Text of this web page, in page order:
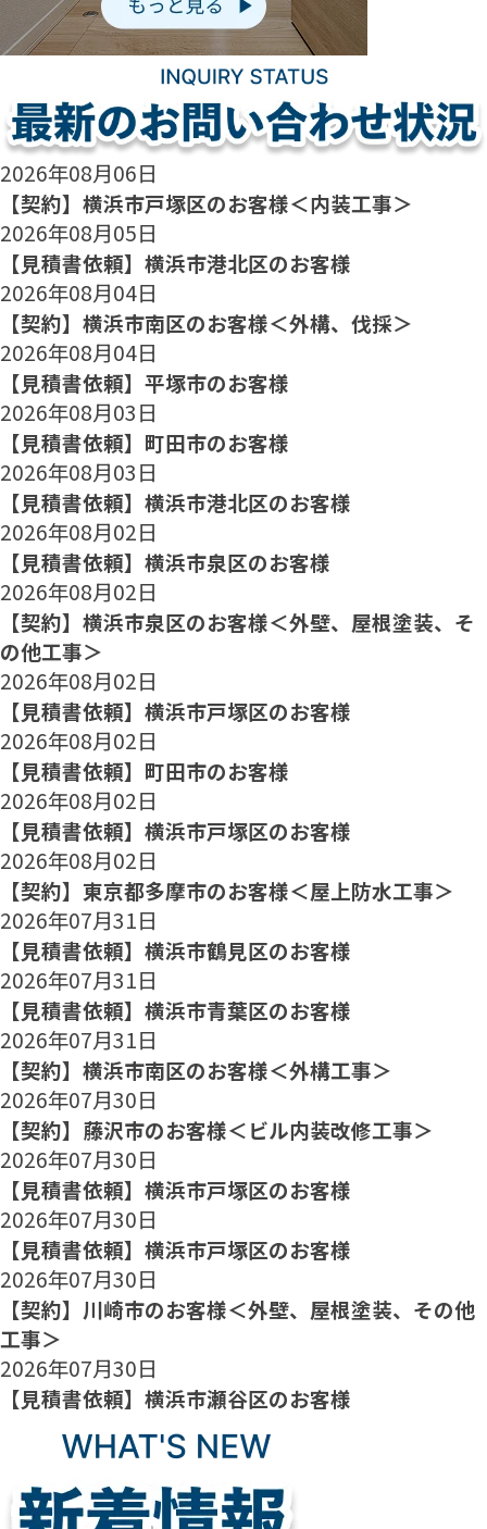
2026年08月06日
【契約】横浜市戸塚区のお客様＜内装工事＞
2026年08月05日
【見積書依頼】横浜市港北区のお客様
2026年08月04日
【契約】横浜市南区のお客様＜外構、伐採＞
2026年08月04日
【見積書依頼】平塚市のお客様
2026年08月03日
【見積書依頼】町田市のお客様
2026年08月03日
【見積書依頼】横浜市港北区のお客様
2026年08月02日
【見積書依頼】横浜市泉区のお客様
2026年08月02日
【契約】横浜市泉区のお客様＜外壁、屋根塗装、そ
の他工事＞
2026年08月02日
【見積書依頼】横浜市戸塚区のお客様
2026年08月02日
【見積書依頼】町田市のお客様
2026年08月02日
【見積書依頼】横浜市戸塚区のお客様
2026年08月02日
【契約】東京都多摩市のお客様＜屋上防水工事＞
2026年07月31日
【見積書依頼】横浜市鶴見区のお客様
2026年07月31日
【見積書依頼】横浜市青葉区のお客様
2026年07月31日
【契約】横浜市南区のお客様＜外構工事＞
2026年07月30日
【契約】藤沢市のお客様＜ビル内装改修工事＞
2026年07月30日
【見積書依頼】横浜市戸塚区のお客様
2026年07月30日
【見積書依頼】横浜市戸塚区のお客様
2026年07月30日
【契約】川崎市のお客様＜外壁、屋根塗装、その他
工事＞
2026年07月30日
【見積書依頼】横浜市瀬谷区のお客様